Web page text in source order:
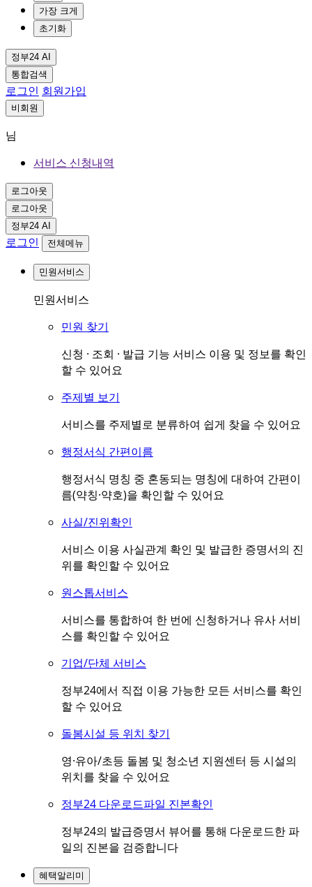
가장 크게
초기화
정부24 AI
통합검색
로그인 회원가입
비회원
님
서비스 신청내역
로그아웃
로그아웃
정부24 AI
로그인 전체메뉴
민원서비스
민원서비스
민원 찾기
신청 · 조회 · 발급 기능 서비스 이용 및 정보를 확인
할 수 있어요
주제별 보기
서비스를 주제별로 분류하여 쉽게 찾을 수 있어요
행정서식 간편이름
행정서식 명칭 중 혼동되는 명칭에 대하여 간편이
름(약칭·약호)을 확인할 수 있어요
사실/진위확인
서비스 이용 사실관계 확인 및 발급한 증명서의 진
위를 확인할 수 있어요
원스톱서비스
서비스를 통합하여 한 번에 신청하거나 유사 서비
스를 확인할 수 있어요
기업/단체 서비스
정부24에서 직접 이용 가능한 모든 서비스를 확인
할 수 있어요
돌봄시설 등 위치 찾기
영·유아/초등 돌봄 및 청소년 지원센터 등 시설의
위치를 찾을 수 있어요
정부24 다운로드파일 진본확인
정부24의 발급증명서 뷰어를 통해 다운로드한 파
일의 진본을 검증합니다
혜택알리미